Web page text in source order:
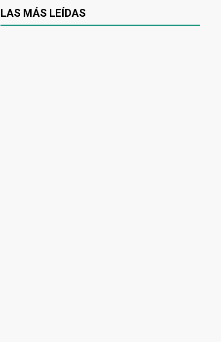
LAS MÁS LEÍDAS